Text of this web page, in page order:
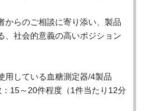
からのご相談に寄り添い、製品
、社会的意義の高いポジション
用している血糖測定器/4製品
：15～20件程度（1件当たり12分